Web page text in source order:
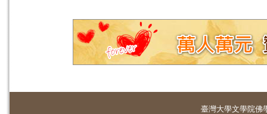
臺灣大學文學院佛